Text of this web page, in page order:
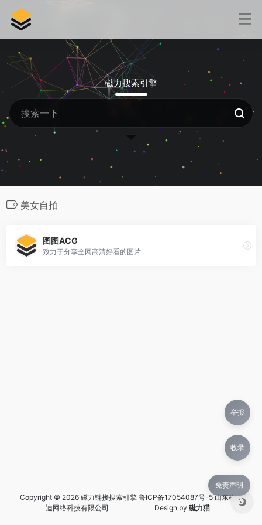
磁力搜索引擎
美女自拍
图图ACG
致力于分享全网高清好看的图片
Copyright © 2026 磁力链接搜索引擎 鲁ICP备17054087号-5 山东格兰
迪网络科技有限公司 Design by 磁力猫
免责声明
举报
收录